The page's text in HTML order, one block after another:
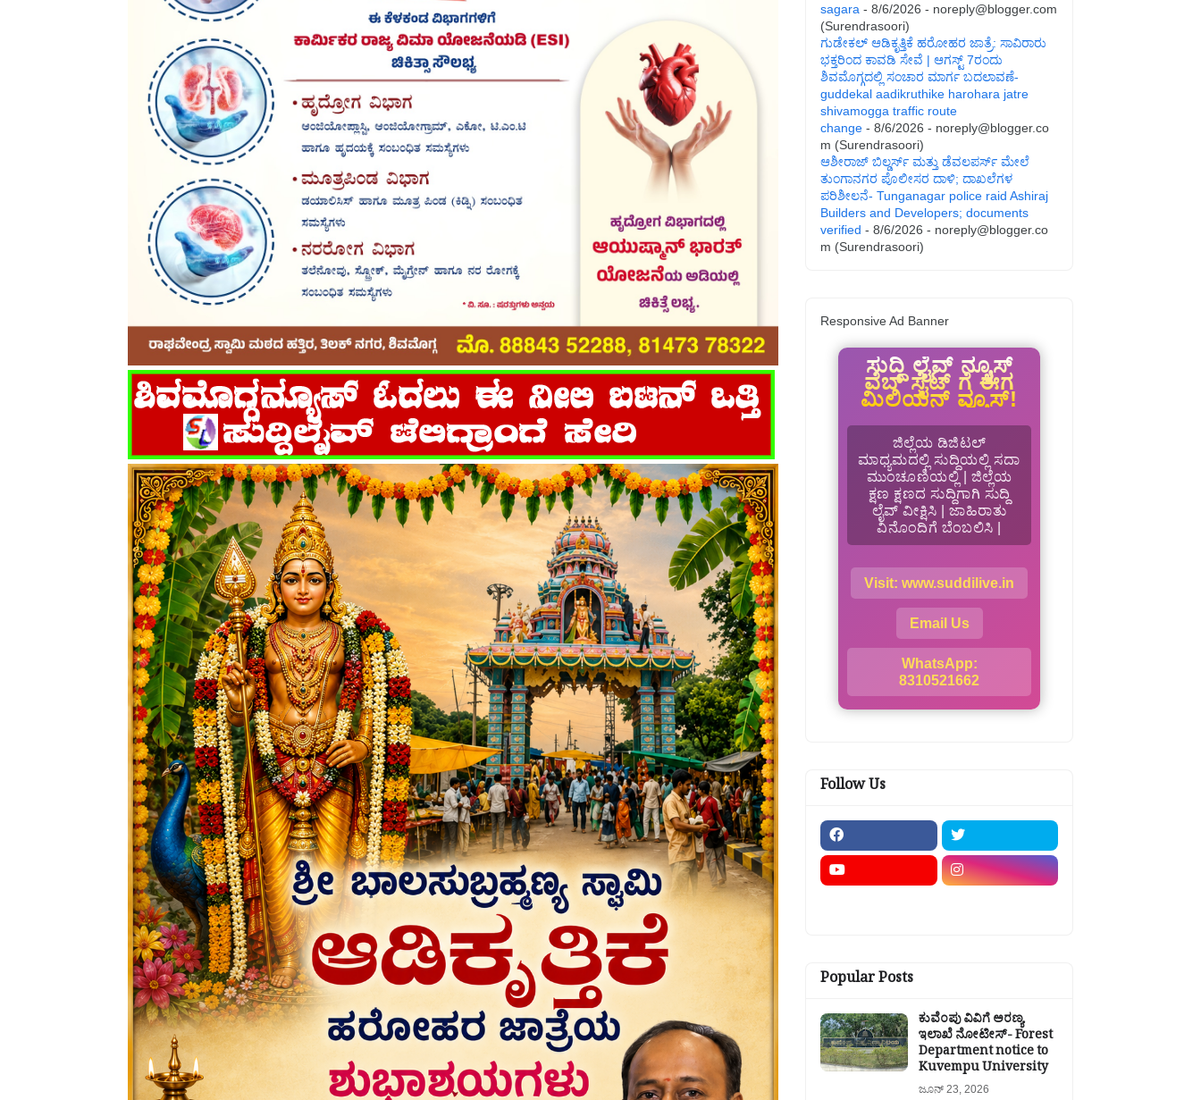
sagara - 8/6/2026 - noreply@blogger.com
(Surendrasoori)
ಗುಡೇಕಲ್ ಆಡಿಕೃತ್ತಿಕೆ ಹರೋಹರ ಜಾತ್ರೆ: ಸಾವಿರಾರು
ಭಕ್ತರಿಂದ ಕಾವಡಿ ಸೇವೆ | ಆಗಸ್ಟ್ 7ರಂದು
ಶಿವಮೊಗ್ಗದಲ್ಲಿ ಸಂಚಾರ ಮಾರ್ಗ ಬದಲಾವಣೆ-
guddekal aadikruthike harohara jatre
shivamogga traffic route
change - 8/6/2026 - noreply@blogger.co
m (Surendrasoori)
ಆಶೀರಾಜ್ ಬಿಲ್ಡರ್ಸ್ ಮತ್ತು ಡೆವಲಪರ್ಸ್ ಮೇಲೆ
ತುಂಗಾನಗರ ಪೊಲೀಸರ ದಾಳಿ; ದಾಖಲೆಗಳ
ಪರಿಶೀಲನೆ- Tunganagar police raid Ashiraj
Builders and Developers; documents
verified - 8/6/2026 - noreply@blogger.co
m (Surendrasoori)
Responsive Ad Banner
ಸುದ್ದಿ ಲೈವ್ ನ್ಯೂಸ್
ವೆಬ್ ಸೈಟ್ ಗೆ ಈಗ
ಮಿಲಿಯನ್ ವ್ಯೂಸ್!
ಜಿಲ್ಲೆಯ ಡಿಜಿಟಲ್
ಮಾಧ್ಯಮದಲ್ಲಿ ಸುದ್ದಿಯಲ್ಲಿ ಸದಾ
ಮುಂಚೂಣಿಯಲ್ಲಿ | ಜಿಲ್ಲೆಯ
ಕ್ಷಣ ಕ್ಷಣದ ಸುದ್ದಿಗಾಗಿ ಸುದ್ದಿ
ಲೈವ್ ವೀಕ್ಷಿಸಿ | ಜಾಹಿರಾತು
ವಿನೊಂದಿಗೆ ಬೆಂಬಲಿಸಿ |
Visit: www.suddilive.in
Email Us
WhatsApp:
8310521662
Follow Us
Popular Posts
ಕುವೆಂಪು ವಿವಿಗೆ ಅರಣ್ಯ
ಇಲಾಖೆ ನೋಟೀಸ್- Forest
Department notice to
Kuvempu University
ಜೂನ್ 23, 2026